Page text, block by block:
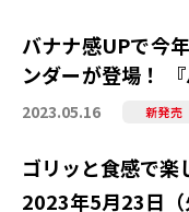
バナナ感UPで今
ンダーが登場！
2023.05.16 新発売
ゴリッと食感で
2023年5月23日（